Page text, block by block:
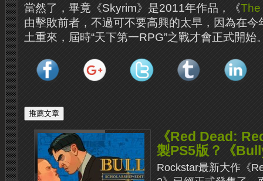
當然了，畢竟《Skyrim》是2011年作品，《The
由擊敗前者，不過可不要高興的太早，因為在
土重來，屆時“天下第一RPG”之戰才會正式開始
《Red Dead:
製PS5版？《
Rockstar最新大作《